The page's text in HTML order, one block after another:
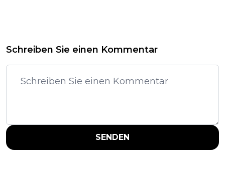
Schreiben Sie einen Kommentar
SENDEN